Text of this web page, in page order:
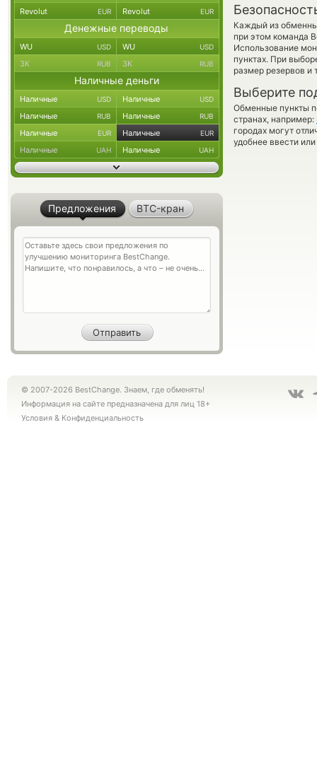
Каждый из
при этом команда
Использование
пунктах. При
размер резервов и
Выберите
Обменные пункты
странах, например:
городах могут
удобнее ввести
Revolut EUR Revolut EUR
Денежные переводы
WU USD WU USD
ЗК RUB ЗК RUB
Наличные деньги
Наличные USD Наличные USD
Наличные RUB Наличные RUB
Наличные EUR Наличные EUR
Наличные UAH Наличные UAH
Предложения BTC-кран
© 2007-2026 BestChange. Знаем, где обменять!
Информация на сайте предназначена для лиц 18+
Условия & Конфиденциальность